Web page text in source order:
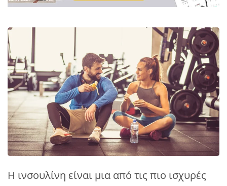
Η ινσουλίνη είναι μια από τις πιο ισχυρές